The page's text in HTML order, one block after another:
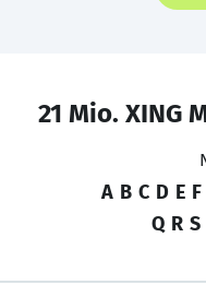
21 Mio. XING
A B C D E F
Q R S